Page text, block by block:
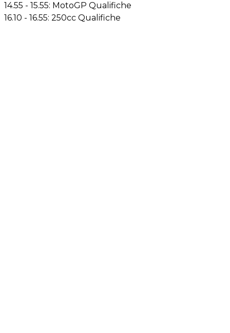
14.55 - 15.55: MotoGP Qualifiche
16.10 - 16.55: 250cc Qualifiche